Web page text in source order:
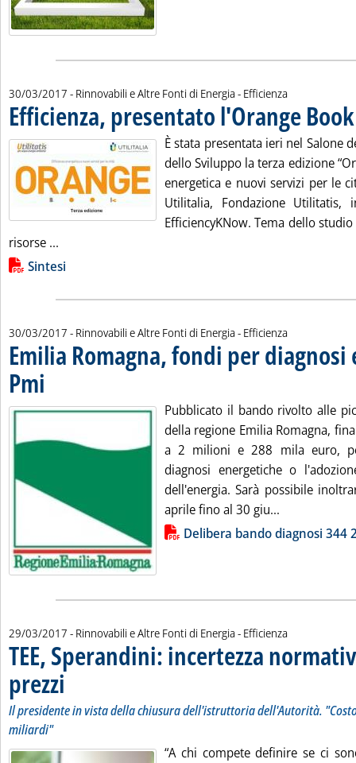
30/03/2017 - Rinnovabili e Altre Fonti di Energia - Efficienza
Efficienza, presentato l'Orange Book
È stata presentata ieri nel Salone
dello Sviluppo la terza edizione
energetica e nuovi servizi per le
Utilitalia, Fondazione Utilitatis,
EfficiencyKNow. Tema dello
risorse ...
Lista allegati PDF alla notizia
Sintesi
30/03/2017 - Rinnovabili e Altre Fonti di Energia - Efficienza
Emilia Romagna, fondi per
Pmi . Pubblicata giovedì 30 marzo 2017 alle 10.45.
Pubblicato il bando rivolto alle
della regione Emilia Romagna,
a 2 milioni e 288 mila euro,
diagnosi energetiche o
dell'energia. Sarà possibile
aprile fino al 30 giu...
Lista allegati PDF alla notiziaDelibera bando diagnosi 344
29/03/2017 - Rinnovabili e Altre Fonti di Energia - Efficienza
TEE, Sperandini: incertezza
prezzi. Sottotitolo: Il presidente in vista della chiusura dell'istruttoria
. Pubblicata mercoledì 29 marzo 2017 alle 18.25.
Il presidente in vista della chiusura dell'istruttoria dell'Autorità.
miliardi"
“A chi compete definire se ci